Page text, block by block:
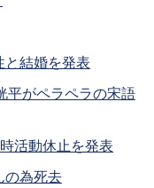
と結婚を発表
平がペラペラの宋語
活動休止を発表
の為死去